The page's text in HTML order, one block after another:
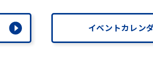
イベントカレン